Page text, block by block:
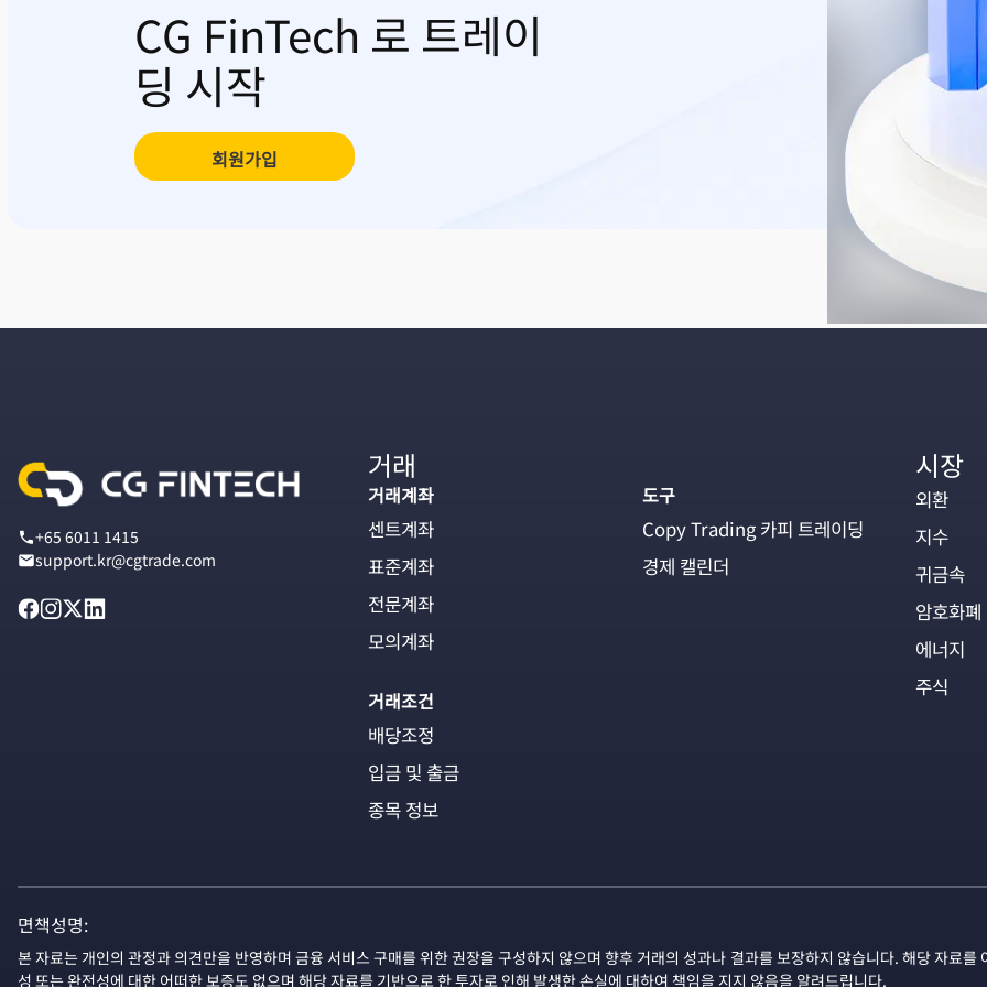
CG FinTech 로 트레이
딩 시작
회원가입
+65 6011 1415
support.kr@cgtrade.com
거래
거래계좌
센트계좌
표준계좌
전문계좌
모의계좌
거래조건
배당조정
입금 및 출금
종목 정보
도구
Copy Trading 카피 트레이딩
경제 캘린더
시장
외환
지수
귀금속
암호화폐
에너지
주식
면책성명:
본 자료는 개인의 관정과 의견만을 반영하며 금융 서비스 구매를 위한 권장을 구성하지 않으며 향후 거래의 성과나 결과를 보장하지 않습니다. 해당 자료
성 또는 완전성에 대한 어떠한 보증도 없으며 해당 자료를 기반으로 한 투자로 인해 발생한 손실에 대하여 책임을 지지 않음을 알려드립니다.